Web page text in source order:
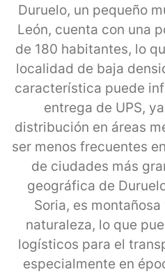
Duruelo, un pequeño
León, cuenta con una
de 180 habitantes, lo
localidad de baja
característica puede
entrega de UPS,
distribución en áreas
ser menos frecuentes
de ciudades más
geográfica de
Soria, es
naturaleza, lo que
logísticos para el
especialmente en